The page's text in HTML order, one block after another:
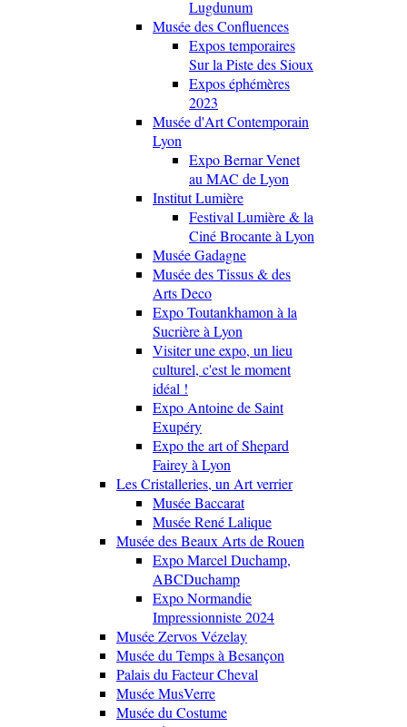
Lugdunum
Musée des Confluences
Expos temporaires
Sur la Piste des Sioux
Expos éphémères
2023
Musée d'Art Contemporain
Lyon
Expo Bernar Venet
au MAC de Lyon
Institut Lumière
Festival Lumière & la
Ciné Brocante à Lyon
Musée Gadagne
Musée des Tissus & des
Arts Deco
Expo Toutankhamon à la
Sucrière à Lyon
Visiter une expo, un lieu
culturel, c'est le moment
idéal !
Expo Antoine de Saint
Exupéry
Expo the art of Shepard
Fairey à Lyon
Les Cristalleries, un Art verrier
Musée Baccarat
Musée René Lalique
Musée des Beaux Arts de Rouen
Expo Marcel Duchamp,
ABCDuchamp
Expo Normandie
Impressionniste 2024
Musée Zervos Vézelay
Musée du Temps à Besançon
Palais du Facteur Cheval
Musée MusVerre
Musée du Costume